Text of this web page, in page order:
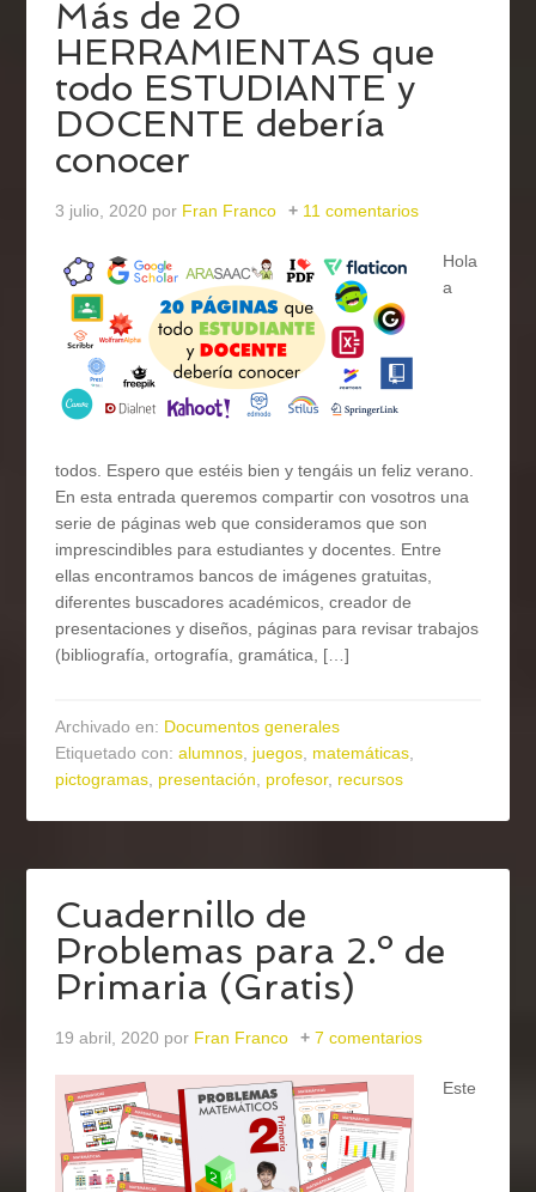
Más de 20
HERRAMIENTAS que
todo ESTUDIANTE y
DOCENTE debería
conocer
3 julio, 2020 por Fran Franco 11 comentarios
Hola
a
todos. Espero que estéis bien y tengáis un feliz verano.
En esta entrada queremos compartir con vosotros una
serie de páginas web que consideramos que son
imprescindibles para estudiantes y docentes. Entre
ellas encontramos bancos de imágenes gratuitas,
diferentes buscadores académicos, creador de
presentaciones y diseños, páginas para revisar trabajos
(bibliografía, ortografía, gramática, […]
Archivado en: Documentos generales
Etiquetado con:alumnos, juegos, matemáticas,
pictogramas, presentación, profesor, recursos
Cuadernillo de
Problemas para 2.º de
Primaria (Gratis)
19 abril, 2020 por Fran Franco 7 comentarios
Este